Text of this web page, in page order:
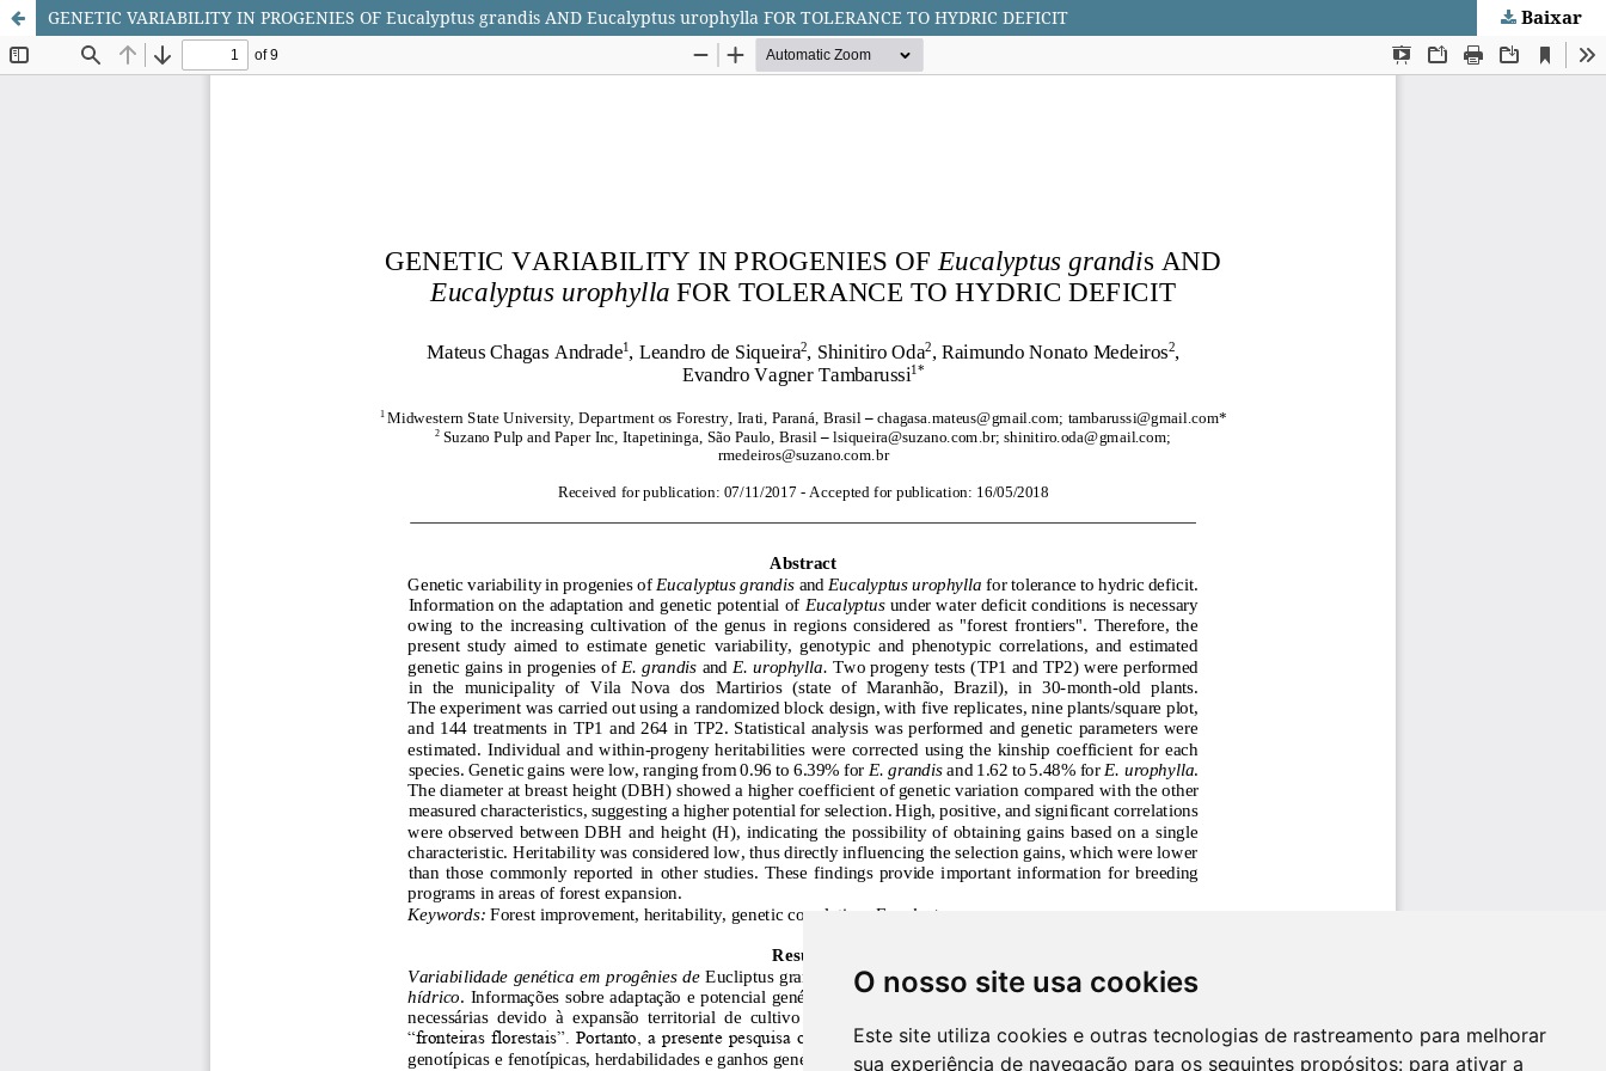
O nosso site usa cookies
Este site utiliza cookies e outras tecnologias de rastreamento para melhorar
sua experiência de navegação para os seguintes propósitos: para ativar a
GENETIC VARIABILITY IN PROGENIES OF Eucalyptus grandis AND Eucalyptus urophylla FOR TOLERANCE TO HYDRIC DEFICIT Baixar